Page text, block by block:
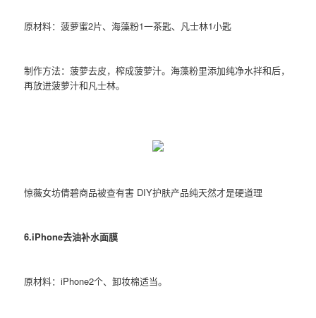
原材料：菠萝蜜2片、海藻粉1一茶匙、凡士林1小匙
制作方法：菠萝去皮，榨成菠萝汁。海藻粉里添加纯净水拌和后，
再放进菠萝汁和凡士林。
惊薇女坊倩碧商品被查有害 DIY护肤产品纯天然才是硬道理
6.iPhone去油补水面膜
原材料：iPhone2个、卸妆棉适当。